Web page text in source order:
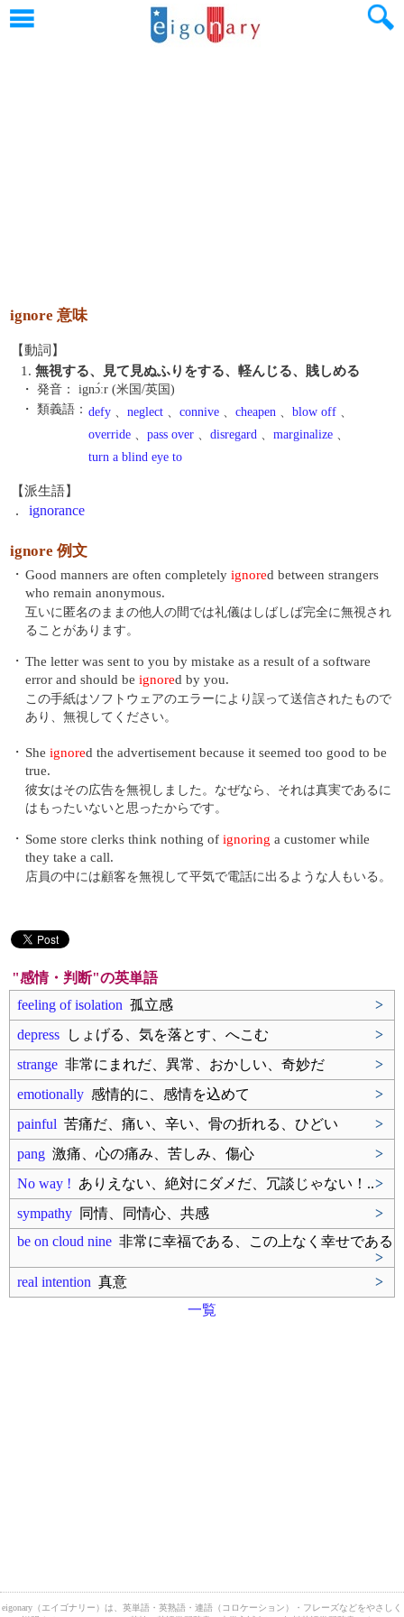
ignore 意味
【動詞】
1. 無視する、見て見ぬふりをする、軽んじる、賎しめる
・ 発音：
ignɔ́ːr (米国/英国)
・ 類義語： defy 、 neglect 、 connive 、 cheapen 、 blow off 、
override 、 pass over 、 disregard 、 marginalize 、
turn a blind eye to
【派生語】
. ignorance
ignore 例文
・ Good manners are often completely ignored between strangers
who remain anonymous.
互いに匿名のままの他人の間では礼儀はしばしば完全に無視され
ることがあります。
・ The letter was sent to you by mistake as a result of a software
error and should be ignored by you.
この手紙はソフトウェアのエラーにより誤って送信されたもので
あり、無視してください。
・ She ignored the advertisement because it seemed too good to be
true.
彼女はその広告を無視しました。なぜなら、それは真実であるに
はもったいないと思ったからです。
・ Some store clerks think nothing of ignoring a customer while
they take a call.
店員の中には顧客を無視して平気で電話に出るような人もいる。
"感情・判断"の英単語
feeling of isolation 孤立感
>
depress しょげる、気を落とす、へこむ
>
strange 非常にまれだ、異常、おかしい、奇妙だ
>
emotionally 感情的に、感情を込めて
>
painful 苦痛だ、痛い、辛い、骨の折れる、ひどい
>
pang 激痛、心の痛み、苦しみ、傷心
>
No way ! ありえない、絶対にダメだ、冗談じゃない！..>
sympathy 同情、同情心、共感
>
be on cloud nine 非常に幸福である、この上なく幸せである
>
real intention 真意
>
一覧
eigonary（エイゴナリー）は、英単語・英熟語・連語（コロケーション）・フレーズなどをやさしく